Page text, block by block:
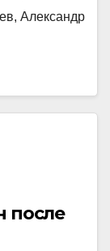
Александр
после